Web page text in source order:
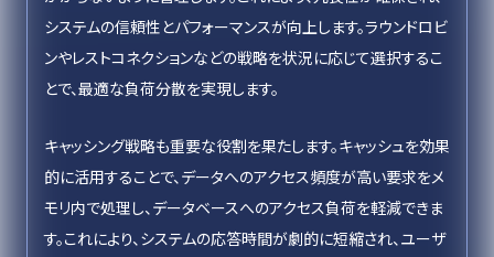
システムの信頼性とパフォーマンスが向上します。ラウンドロビ
ンやレストコネクションなどの戦略を状況に応じて選択するこ
とで、最適な負荷分散を実現します。
キャッシング戦略も重要な役割を果たします。キャッシュを効果
的に活用することで、データへのアクセス頻度が高い要求をメ
モリ内で処理し、データベースへのアクセス負荷を軽減できま
す。これにより、システムの応答時間が劇的に短縮され、ユーザ